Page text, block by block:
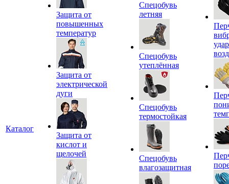
Каталог
Защита от
повышенных
температур
Защита от
электрической
дуги
Защита от
кислот и
щелочей
Спецобувь
летняя
Спецобувь
утеплённая
Спецобувь
термостойкая
Спецобувь
влагозащитная